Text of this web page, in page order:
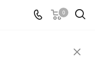
0